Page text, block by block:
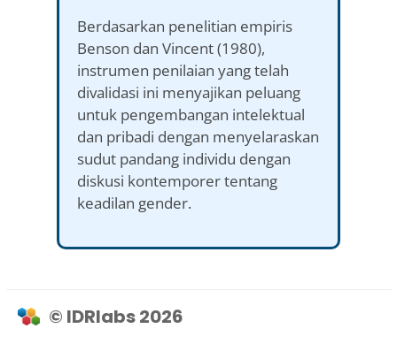
Berdasarkan penelitian empiris
Benson dan Vincent (1980),
instrumen penilaian yang telah
divalidasi ini menyajikan peluang
untuk pengembangan intelektual
dan pribadi dengan menyelaraskan
sudut pandang individu dengan
diskusi kontemporer tentang
keadilan gender.
© IDRlabs 2026